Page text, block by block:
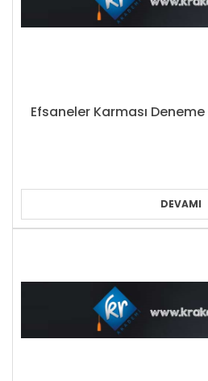
Efsaneler Karması
DEVAMI